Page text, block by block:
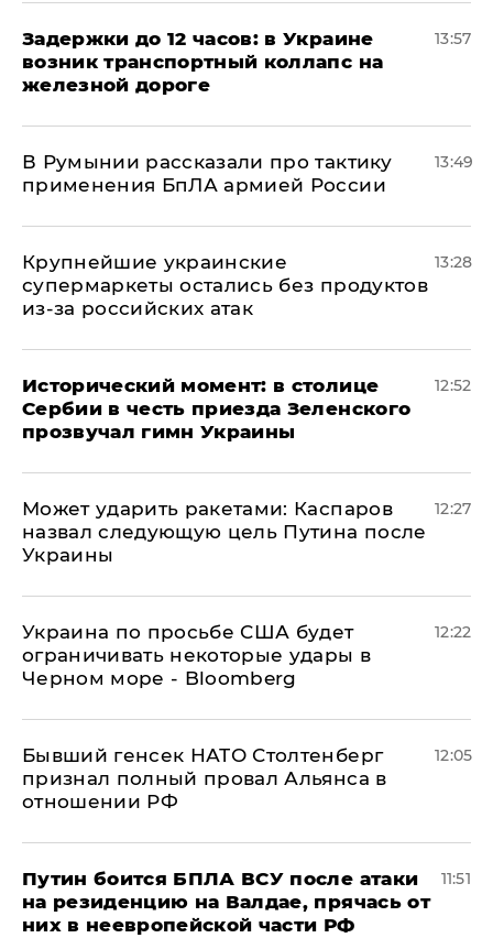
Задержки до 12 часов: в Украине
возник транспортный коллапс на
железной дороге
13:57
В Румынии рассказали про тактику
применения БпЛА армией России
13:49
Крупнейшие украинские
супермаркеты остались без продуктов
из-за российских атак
13:28
Исторический момент: в столице
Сербии в честь приезда Зеленского
прозвучал гимн Украины
12:52
Может ударить ракетами: Каспаров
назвал следующую цель Путина после
Украины
12:27
Украина по просьбе США будет
ограничивать некоторые удары в
Черном море - Bloomberg
12:22
Бывший генсек НАТО Столтенберг
признал полный провал Альянса в
отношении РФ
12:05
Путин боится БПЛА ВСУ после атаки
на резиденцию на Валдае, прячась от
них в неевропейской части РФ
11:51